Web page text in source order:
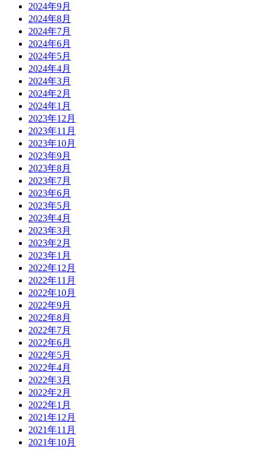
2024年9月
2024年8月
2024年7月
2024年6月
2024年5月
2024年4月
2024年3月
2024年2月
2024年1月
2023年12月
2023年11月
2023年10月
2023年9月
2023年8月
2023年7月
2023年6月
2023年5月
2023年4月
2023年3月
2023年2月
2023年1月
2022年12月
2022年11月
2022年10月
2022年9月
2022年8月
2022年7月
2022年6月
2022年5月
2022年4月
2022年3月
2022年2月
2022年1月
2021年12月
2021年11月
2021年10月